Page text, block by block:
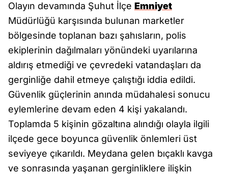
Olayın devamında Şuhut İlçe Emniyet
Müdürlüğü karşısında bulunan marketler
bölgesinde toplanan bazı şahısların, polis
ekiplerinin dağılmaları yönündeki uyarılarına
aldırış etmediği ve çevredeki vatandaşları da
gerginliğe dahil etmeye çalıştığı iddia edildi.
Güvenlik güçlerinin anında müdahalesi sonucu
eylemlerine devam eden 4 kişi yakalandı.
Toplamda 5 kişinin gözaltına alındığı olayla ilgili
ilçede gece boyunca güvenlik önlemleri üst
seviyeye çıkarıldı. Meydana gelen bıçaklı kavga
ve sonrasında yaşanan gerginliklere ilişkin